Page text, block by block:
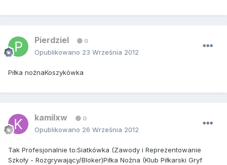
Pierdziel 0
Opublikowano 23 Września 2012
Piłka nożnaKoszykówka
kamilxw 0
Opublikowano 26 Września 2012
Tak Profesjonalnie to:Siatkówka (Zawody i Reprezentowanie
Szkoły - Rozgrywający/Bloker)Piłka Nożna (Klub Piłkarski Gryf